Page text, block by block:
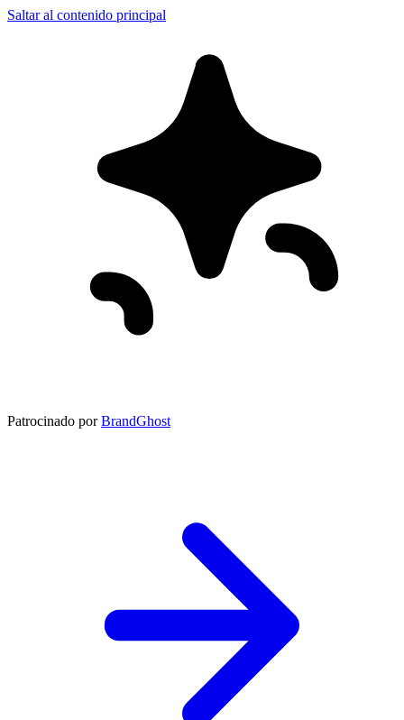
Saltar al contenido principal
Patrocinado por BrandGhost